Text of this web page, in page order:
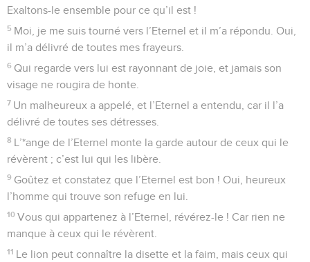
Exaltons-le ensemble pour ce qu’il est !
5 Moi, je me suis tourné vers l’Eternel et il m’a répondu. Oui,
il m’a délivré de toutes mes frayeurs.
6 Qui regarde vers lui est rayonnant de joie, et jamais son
visage ne rougira de honte.
7 Un malheureux a appelé, et l’Eternel a entendu, car il l’a
délivré de toutes ses détresses.
8 L’*ange de l’Eternel monte la garde autour de ceux qui le
révèrent ; c’est lui qui les libère.
9 Goûtez et constatez que l’Eternel est bon ! Oui, heureux
l’homme qui trouve son refuge en lui.
10 Vous qui appartenez à l’Eternel, révérez-le ! Car rien ne
manque à ceux qui le révèrent.
11 Le lion peut connaître la disette et la faim, mais ceux qui